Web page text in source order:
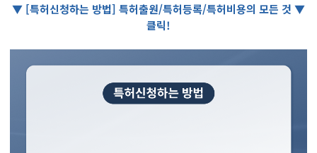
▼ [특허신청하는 방법] 특허출원/특허등록/특허비용의 모든 것 ▼
클릭!